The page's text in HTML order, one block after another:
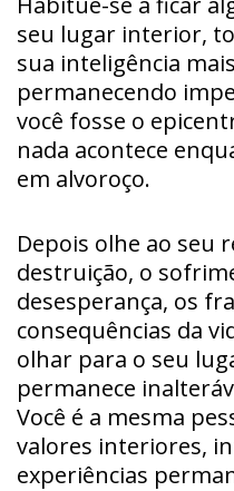
seu lugar interior,
sua inteligência
permanecendo
você fosse o
nada acontece
em alvoroço.
Depois olhe ao seu
destruição, o
desesperança, os
consequências da
olhar para o seu
permanece
Você é a mesma
valores interiores,
experiências